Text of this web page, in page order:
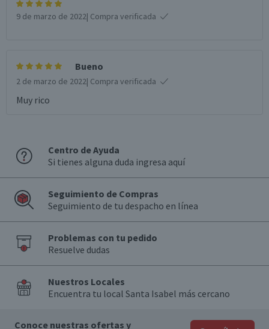
9 de marzo de 2022| Compra verificada
Bueno
2 de marzo de 2022| Compra verificada
Muy rico
Centro de Ayuda
Si tienes alguna duda ingresa aquí
Seguimiento de Compras
Seguimiento de tu despacho en línea
Problemas con tu pedido
Resuelve dudas
Nuestros Locales
Encuentra tu local Santa Isabel más cercano
Conoce nuestras ofertas y